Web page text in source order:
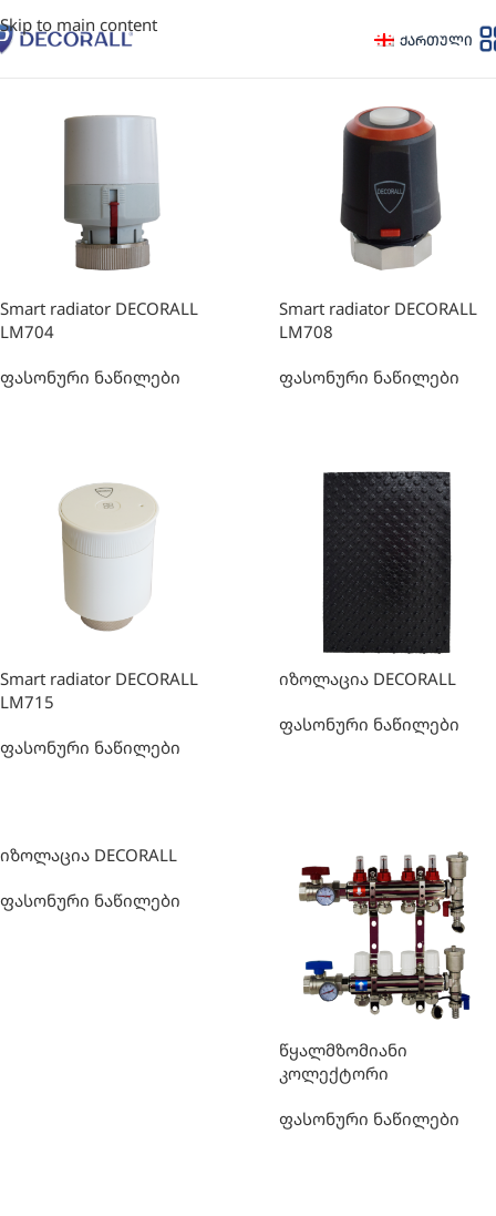
Skip to main content
ᲥᲐᲠᲗᲣᲚᲘ
Smart radiator DECORALL
LM704
ფასონური ნაწილები
Smart radiator DECORALL
LM708
ფასონური ნაწილები
Smart radiator DECORALL
LM715
ფასონური ნაწილები
იზოლაცია DECORALL
ფასონური ნაწილები
იზოლაცია DECORALL
ფასონური ნაწილები
წყალმზომიანი
კოლექტორი
ფასონური ნაწილები